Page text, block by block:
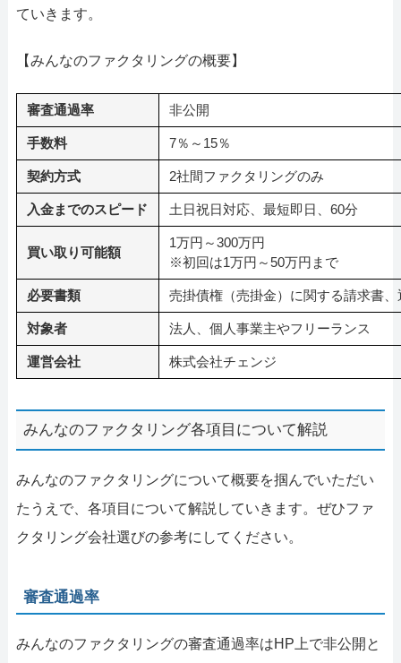
ていきます。
【みんなのファクタリングの概要】
審査通過率 非公開
手数料 7％～15％
契約方式 2社間ファクタリングのみ
入金までのスピード 土日祝日対応、最短即日、60分
買い取り可能額
1万円～300万円
※初回は1万円～50万円まで
必要書類 売掛債権（売掛金）に関する請求書
対象者 法人、個人事業主やフリーランス
運営会社 株式会社チェンジ
みんなのファクタリング各項目について解説
みんなのファクタリングについて概要を掴んでいただい
たうえで、各項目について解説していきます。ぜひファ
クタリング会社選びの参考にしてください。
審査通過率
みんなのファクタリングの審査通過率はHP上で非公開と